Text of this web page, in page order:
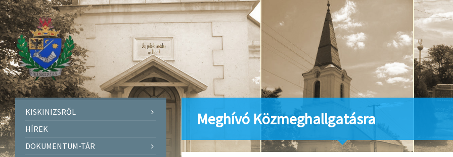
Meghívó Közmeghallgatásra
KISKINIZSRŐL
HÍREK
DOKUMENTUM-TÁR